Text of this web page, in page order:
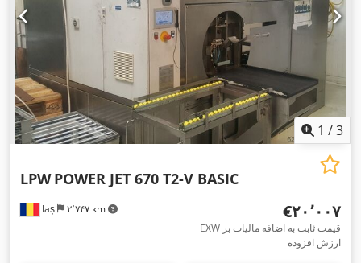
1 /3
Iași ۲٬۷۴۷ km
LPW POWER JET 670 T2-V BASIC
‎€۲۰٬۰۰۷
EXW قیمت ثابت به اضافه مالیات بر
ارزش افزوده